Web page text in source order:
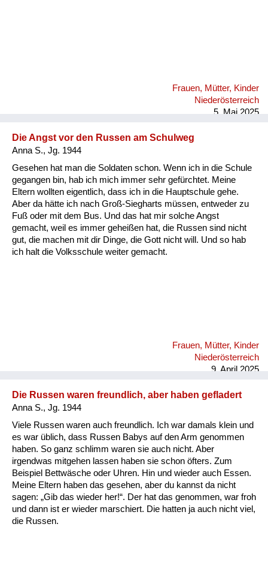
Frauen, Mütter, Kinder
Niederösterreich
5. Mai 2025
Die Angst vor den Russen am Schulweg
Anna S., Jg. 1944
Gesehen hat man die Soldaten schon. Wenn ich in die Schule
gegangen bin, hab ich mich immer sehr gefürchtet. Meine
Eltern wollten eigentlich, dass ich in die Hauptschule gehe.
Aber da hätte ich nach Groß-Siegharts müssen, entweder zu
Fuß oder mit dem Bus. Und das hat mir solche Angst
gemacht, weil es immer geheißen hat, die Russen sind nicht
gut, die machen mit dir Dinge, die Gott nicht will. Und so hab
ich halt die Volksschule weiter gemacht.
Frauen, Mütter, Kinder
Niederösterreich
9. April 2025
Die Russen waren freundlich, aber haben gefladert
Anna S., Jg. 1944
Viele Russen waren auch freundlich. Ich war damals klein und
es war üblich, dass Russen Babys auf den Arm genommen
haben. So ganz schlimm waren sie auch nicht. Aber
irgendwas mitgehen lassen haben sie schon öfters. Zum
Beispiel Bettwäsche oder Uhren. Hin und wieder auch Essen.
Meine Eltern haben das gesehen, aber du kannst da nicht
sagen: „Gib das wieder her!“. Der hat das genommen, war froh
und dann ist er wieder marschiert. Die hatten ja auch nicht viel,
die Russen.